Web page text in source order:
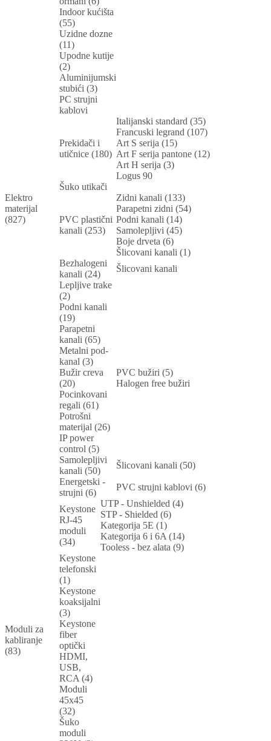
Elektro
materijal
(827)
Indoor kućišta
(55)
Uzidne dozne
(11)
Upodne kutije
(2)
Aluminijumski
stubići (3)
PC strujni
kablovi
Prekidači i
utičnice (180)
Italijanski standard (35)
Francuski legrand (107)
Art S serija (15)
Art F serija pantone (12)
Art H serija (3)
Logus 90
Šuko utikači
PVC plastični
kanali (253)
Zidni kanali (133)
Parapetni zidni (54)
Podni kanali (14)
Samolepljivi (45)
Boje drveta (6)
Šlicovani kanali (1)
Bezhalogeni
kanali (24)
Šlicovani kanali
Lepljive trake
(2)
Podni kanali
(19)
Parapetni
kanali (65)
Metalni pod-
kanal (3)
Bužir creva
(20)
PVC bužiri (5)
Halogen free bužiri
Pocinkovani
regali (61)
Potrošni
materijal (26)
IP power
control (5)
Samolepljivi
kanali (50)
Šlicovani kanali (50)
Energetski -
strujni (6)
PVC strujni kablovi (6)
Moduli za
kabliranje
(83)
Keystone
RJ-45
moduli
(34)
UTP - Unshielded (4)
STP - Shielded (6)
Kategorija 5E (1)
Kategorija 6 i 6A (14)
Tooless - bez alata (9)
Keystone
telefonski
(1)
Keystone
koaksijalni
(3)
Keystone
fiber
optički
HDMI,
USB,
RCA (4)
Moduli
45x45
(32)
Šuko
moduli